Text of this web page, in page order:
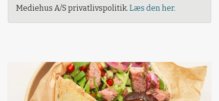
Mediehus A/S privatlivspolitik. Læs den her.